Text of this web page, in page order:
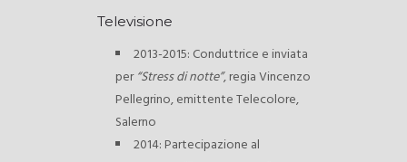
Televisione
2013-2015: Conduttrice e inviata
per“Stress di notte”, regia Vincenzo
Pellegrino, emittente Telecolore,
Salerno
2014: Partecipazione al